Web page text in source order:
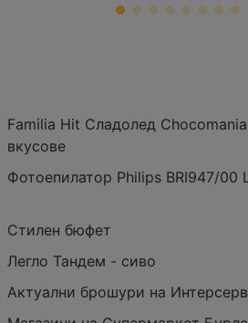
оферти: 2
Familiа Hit Сладолед
вкусове
Фотоепилатор Philips BRI947/00
Стилен бюфет
Легло Тандем - сиво
Актуални брошури на